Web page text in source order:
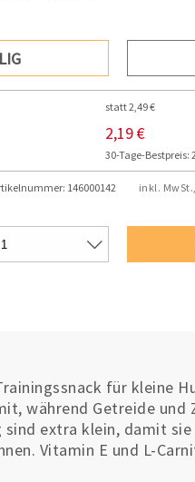
statt 2,49 €
2,19 €
30-Tage-Bestpreis:
146000142 inkl.
für kleine
während Getreide und
sind extra klein, damit
Vitamin E und L-